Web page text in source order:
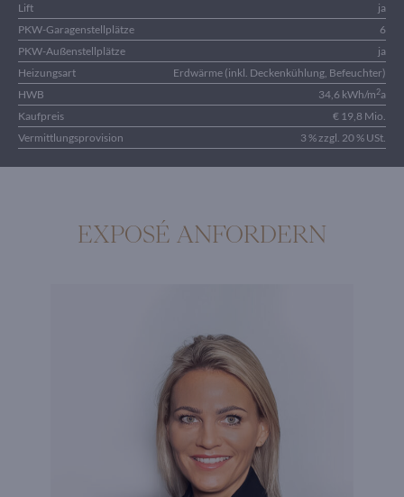
Lift
ja
PKW-Garagenstellplätze
6
PKW-Außenstellplätze
ja
Heizungsart
Erdwärme (inkl. Deckenkühlung, Befeuchter)
HWB
34,6 kWh/m2a
Kaufpreis
€ 19,8 Mio.
Vermittlungsprovision
3 % zzgl. 20 % USt.
EXPOSÉ ANFORDERN